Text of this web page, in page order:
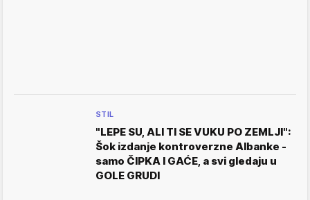
STIL
"LEPE SU, ALI TI SE VUKU PO ZEMLJI":
Šok izdanje kontroverzne Albanke -
samo ČIPKA I GAĆE, a svi gledaju u
GOLE GRUDI